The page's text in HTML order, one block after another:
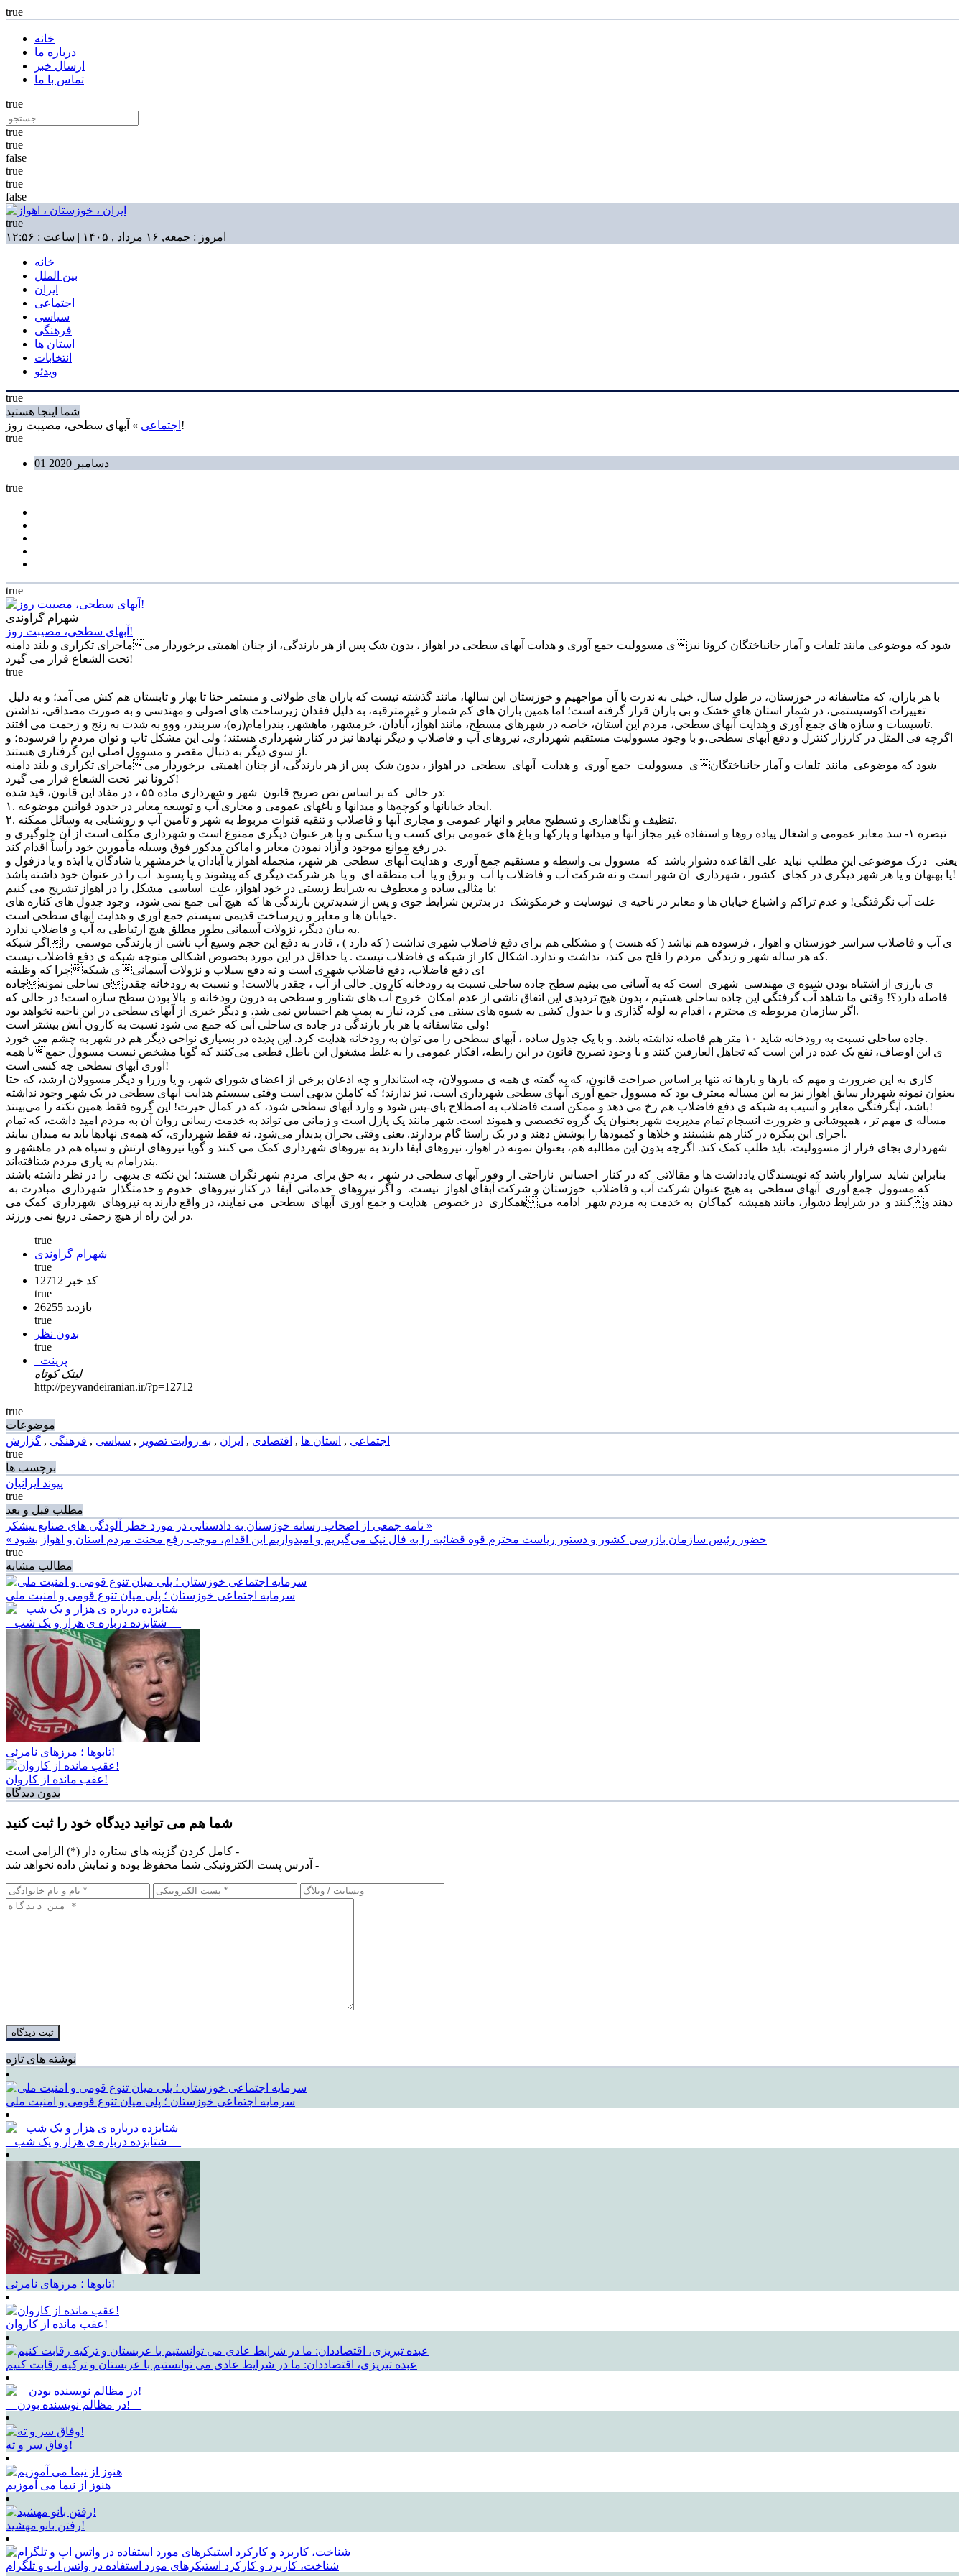
true
خانه
درباره ما
ارسال خبر
تماس با ما
true
true
true
false
true
true
false
true
امروز : جمعه, ۱۶ مرداد , ۱۴۰۵ | ساعت : ۱۲:۵۶
خانه
بین الملل
ایران
اجتماعی
سیاسی
فرهنگی
استان ها
انتخابات
ویدئو
true
شما اینجا هستید
اجتماعی » آبهای سطحی، مصیبت روز!
true
01 دسامبر 2020
true
true
شهرام گراوندی
آبهای سطحی، مصیبت روز!
ماجرای تکراری و بلند دامنهی مسوولیت جمع آوری و هدایت آبهای سطحی در اهواز ، بدون شک پس از هر بارندگی، از چنان اهمیتی برخوردار میشود که موضوعی مانند تلفات و آمار جانباختگان کرونا نیز
تحت الشعاع قرار می گیرد!
true
تغییرات اکوسیستمی، در شمار استان های خشک و بی باران قرار گرفته است؛ اما همین باران های کم شمار و غیرمترقبه، به دلیل فقدان زیرساخت های اصولی و مهندسی و به صورت مصداقی، نداشتن
تاسیسات و سازه های جمع آوری و هدایت آبهای سطحی، مردم این استان، خاصه در شهرهای مسطح، مانند اهواز، آبادان، خرمشهر، ماهشهر، بندرامام(ره)، سربندر، ووو به شدت به رنج و زحمت می افتند.
اگرچه فی المثل در کارزار کنترل و دفع آبهای سطحی،و با وجود مسوولیت مستقیم شهرداری، نیروهای آب و فاضلاب و دیگر نهادها نیز در کنار شهرداری هستند؛ ولی این مشکل تاب و توان مردم را فرسوده؛ و
از سوی دیگر به دنبال مقصر و مسوول اصلی این گرفتاری هستند.
ماجرای تکراری و بلند دامنهی مسوولیت جمع آوری و هدایت آبهای سطحی در اهواز ، بدون شک پس از هر بارندگی، از چنان اهمیتی برخوردار میشود که موضوعی مانند تلفات و آمار جانباختگان
کرونا نیز تحت الشعاع قرار می گیرد!
در حالی که بر اساس نص صریح قانون شهر و شهرداری ماده ۵۵ ، در مفاد این قانون، قید شده:
۱. ایجاد خیابانها و کوچه‌ها و میدانها و باغهای عمومی و مجاری آب و توسعه معابر در حدود قوانین موضوعه.
۲. تنظیف و نگاهداری و تسطیح معابر و انهار عمومی و مجاری آبها و فاضلاب ‌و تنقیه ‌قنوات ‌مربوط ‌به‌ شهر و تأمین آب و روشنایی به وسائل ممکنه.
تبصره ۱- سد معابر عمومی و اشغال پیاده روها و استفاده غیر مجاز آنها و میدانها و پارکها و باغ های عمومی برای کسب و یا سکنی و یا هر عنوان دیگری ممنوع است و شهرداری مکلف است از آن جلوگیری و
در رفع موانع موجود و آزاد نمودن معابر و اماکن مذکور فوق وسیله مأمورین خود رأساً اقدام کند.
یعنی درک موضوعی این مطلب نباید علی القاعده دشوار باشد که مسوول بی واسطه و مستقیم جمع آوری و هدایت آبهای سطحی هر شهر، منجمله اهواز یا آبادان یا خرمشهر یا شادگان یا ایذه و یا دزفول و
یا بهبهان و یا هر شهر دیگری در کجای کشور ، شهرداری آن شهر است و نه شرکت آب و فاضلاب یا آب و برق و یا آب منطقه ای و یا هر شرکت دیگری که پیشوند و یا پسوند آب را در عنوان خود داشته باشد!
با مثالی ساده و معطوف به شرایط زیستی در خود اهواز، علت اساسی مشکل را در اهواز تشریح می کنیم:
علت آب نگرفتگی! و عدم تراکم و اشباع خیابان ها و معابر در ناحیه ی نیوسایت و خرمکوشک در بدترین شرایط جوی و پس از شدیدترین بارندگی ها که هیچ آبی جمع نمی شود، وجود جدول های کناره های
خیابان ها و معابر و زیرساخت قدیمی سیستم جمع آوری و هدایت آبهای سطحی است.
به بیان دیگر، نزولات آسمانی بطور مطلق هیچ ارتباطی به آب و فاضلاب ندارد.
اگر شبکهی آب و فاضلاب سراسر خوزستان و اهواز ، فرسوده هم نباشد ( که هست ) و مشکلی هم برای دفع فاضلاب شهری نداشت ( که دارد ) ، قادر به دفع این حجم وسیع آب ناشی از بارندگی موسمی را
که هر ساله شهر و زندگی مردم را فلج می کند، نداشت و ندارد. اشکال کار از شبکه ی فاضلاب نیست . یا حداقل در این مورد بخصوص اشکالی متوجه شبکه ی دفع فاضلاب نیست.
چرا که وظیفهی شبکهی دفع فاضلاب، دفع فاضلاب شهری است و نه دفع سیلاب و نزولات آسمانی!
جادهی ساحلی نمونهی بارزی از اشتباه بودن شیوه ی مهندسی شهری است که به آسانی می بینیم سطح جاده ساحلی نسبت به رودخانه کارون ِ خالی از آب ، چقدر بالاست! و نسبت به رودخانه چقدر
فاصله دارد؟! وقتی ما شاهد آب گرفتگی این جاده ساحلی هستیم ، بدون هیچ تردیدی این اتفاق ناشی از عدم امکان خروج آب های شناور و سطحی به درون رودخانه و بالا بودن سطح سازه است! در حالی که
اگر سازمان مربوطه ی محترم ، اقدام به لوله گذاری و یا جدول کشی به شیوه های سنتی می کرد، نیاز به پمپ هم احساس نمی شد، و دیگر خبری از آبهای سطحی در این ناحیه نخواهد بود.
ولی متاسفانه با هر بار بارندگی در جاده ی ساحلی آبی که جمع می شود نسبت به کارون آبش بیشتر است!
جاده ساحلی نسبت به رودخانه شاید ۱۰ متر هم فاصله نداشته باشد. و با یک جدول ساده ، آبهای سطحی را می توان به رودخانه هدایت کرد. این پدیده در بسیاری نواحی دیگر هم در شهر به چشم می خورد.
با همهی این اوصاف، نفع یک عده در این است که تجاهل العارفین کنند و با وجود تصریح قانون در این رابطه، افکار عمومی را به غلط مشغول این باطل قطعی می‌کنند که گویا مشخص نیست مسوول جمع
آوری آبهای سطحی چه کسی است!
کاری به این ضرورت و مهم که بارها و بارها نه تنها بر اساس صراحت قانون، که به گفته ی همه ی مسوولان، چه استاندار و چه اذعان برخی از اعضای شورای شهر، و یا وزرا و دیگر مسوولان ارشد، که حتا
بعنوان نمونه شهردار سابق اهواز نیز به این مساله معترف بود که مسوول جمع آوری آبهای سطحی شهرداری است، نیز ندارند؛ که کاملن بدیهی است وقتی سیستم هدایت آبهای سطحی در یک شهر وجود نداشته
باشد، آبگرفتگی معابر و آسیب به شبکه ی دفع فاضلاب هم رخ می دهد و ممکن است فاضلاب به اصطلاح بای-پس شود و وارد آبهای سطحی شود، که در کمال حیرت! این گروه فقط همین نکته را می‌بینند!
مساله ی مهم تر ، همپوشانی و ضرورت انسجام تمام مدیریت شهر بعنوان یک گروه تخصصی و هموند است. شهر مانند یک پازل است و زمانی می تواند به خدمت رسانی روان آن به مردم امید داشت، که تمام
اجزای این پیکره در کنار هم بنشینند و خلاها و کمبودها را پوشش دهند و در یک راستا گام بردارند. یعنی وقتی بحران پدیدار می‌شود، نه فقط شهرداری، که همه‌ی نهادها باید به میدان بیایند.
شهرداری بجای فرار از مسوولیت، باید طلب کمک کند. اگرچه بدون این مطالبه هم، بعنوان نمونه در اهواز، نیروهای آبفا دارند به نیروهای شهرداری کمک می کنند و گویا نیروهای ارتش و سپاه هم در ماهشهر و
بندرامام به یاری مردم شتافته‌اند.
بنابراین شاید سزاوار باشد که نویسندگان یادداشت ها و مقالاتی که در کنار احساس ناراحتی از وفور آبهای سطحی در شهر ، به حق برای مردم شهر نگران هستند؛ این نکته ی بدیهی را در نظر داشته باشند
که مسوول جمع آوری آبهای سطحی به هیچ عنوان شرکت آب و فاضلاب خوزستان و شرکت آبفای اهواز نیست. و اگر نیروهای خدماتی آبفا در کنار نیروهای خدوم و خدمتگذار شهرداری مبادرت به
همکاری در خصوص هدایت و جمع آوری آبهای سطحی می نمایند، در واقع دارند به نیروهای شهرداری کمک میکنند و در شرایط دشوار، مانند همیشه کماکان به خدمت به مردم شهر ادامه میدهند و
در این راه از هیچ زحمتی دریغ نمی ورزند.
true
شهرام گراوندی
true
کد خبر 12712
true
26255 بازدید
true
بدون نظر
true
پرینت
لینک کوتاه
http://peyvandeiranian.ir/?p=12712
true
موضوعات
اجتماعی , استان ها , اقتصادی , ایران , به روایت تصویر , سیاسی , فرهنگی , گزارش
true
برچسب ها
پیوند ایرانیان
true
مطلب قبل و بعد
نامه جمعی از اصحاب رسانه خوزستان به دادستانی در مورد خطر آلودگی های صنایع نیشکر »
« حضور رئیس سازمان بازرسی کشور و دستور ریاست محترم قوه قضائیه را به فال نیک می‌گیریم و امیدواریم این اقدام، موجب رفع محنت مردم استان و اهواز بشود
true
مطالب مشابه
سرمایه اجتماعی خوزستان ؛ پلی میان تنوع قومی و امنیت ملی
تابوها ؛ مرزهای نامرئی!
عقب مانده از کاروان!
بدون دیدگاه
شما هم می توانید دیدگاه خود را ثبت کنید
کامل کردن گزینه های ستاره دار (*) الزامی است -
آدرس پست الکترونیکی شما محفوظ بوده و نمایش داده نخواهد شد -
نوشته های تازه
سرمایه اجتماعی خوزستان ؛ پلی میان تنوع قومی و امنیت ملی
تابوها ؛ مرزهای نامرئی!
عقب مانده از کاروان!
عبده تبریزی، اقتصاددان: ما در شرایط عادی می توانستیم با عربستان و ترکیه رقابت کنیم
__در مظالم نویسنده بودن!__
وفاق سر و ته!
هنوز از نیما می آموزیم
رفتن بانو مهشید!
شناخت، کاربرد و کارکرد استیکرهای مورد استفاده در واتس اپ و تلگرام